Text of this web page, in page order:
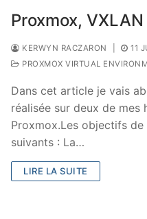
Proxmox,
KERWYN RACZARON 11
PROXMOX VIRTUAL
Dans cet article je vais
réalisée sur deux de mes
Proxmox.Les objectifs
suivants : La…
LIRE LA SUITE